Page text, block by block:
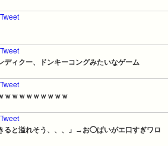
ディクー、ドンキーコングみたいなゲーム
ｗｗｗｗｗｗｗｗｗ
ると溢れそう、、、」→お◯ぱいがエ口すぎワロ